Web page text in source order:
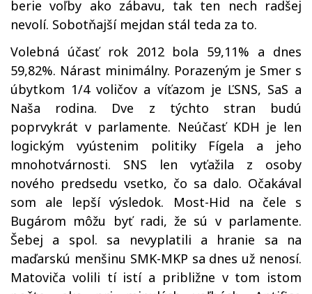
berie voľby ako zábavu, tak ten nech radšej
nevolí. Sobotňajší mejdan stál teda za to.
Volebná účasť rok 2012 bola 59,11% a dnes
59,82%. Nárast minimálny. Porazeným je Smer s
úbytkom 1/4 voličov a víťazom je ĽSNS, SaS a
Naša rodina. Dve z týchto stran budú
poprvykrát v parlamente. Neúčasť KDH je len
logickým vyústenim politiky Fígela a jeho
mnohotvárnosti. SNS len vyťažila z osoby
nového predsedu vsetko, čo sa dalo. Očakával
som ale lepší výsledok. Most-Hid na čele s
Bugárom môžu byť radi, že sú v parlamente.
Šebej a spol. sa nevyplatili a hranie sa na
maďarskú menšinu SMK-MKP sa dnes už nenosí.
Matoviča volili tí istí a približne v tom istom